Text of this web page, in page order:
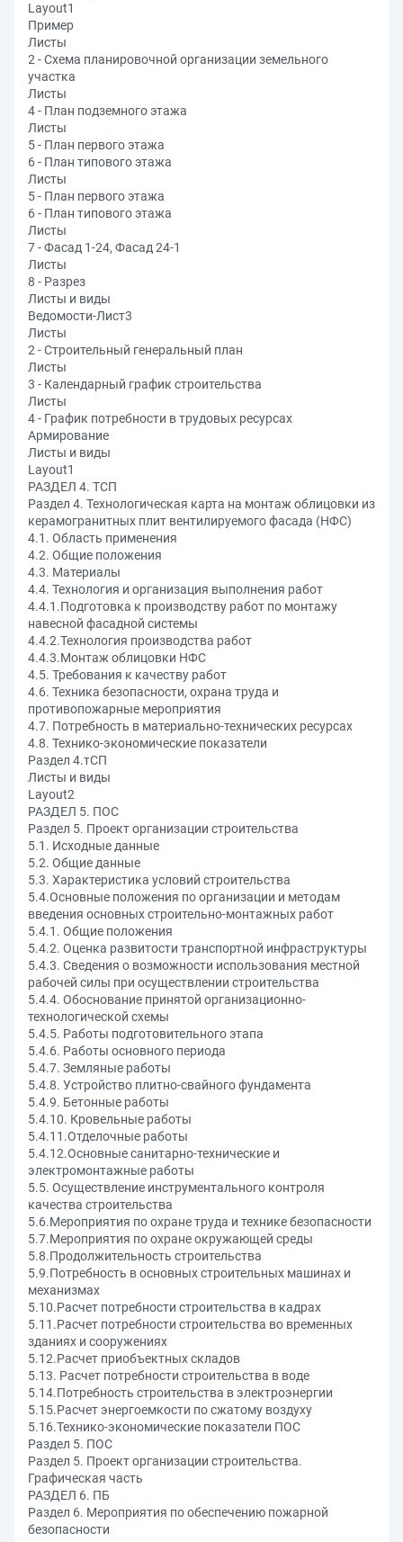
Layout1
Пример
Листы
2 - Схема планировочной организации земельного
участка
Листы
4 - План подземного этажа
Листы
5 - План первого этажа
6 - План типового этажа
Листы
5 - План первого этажа
6 - План типового этажа
Листы
7 - Фасад 1-24, Фасад 24-1
Листы
8 - Разрез
Листы и виды
Ведомости-Лист3
Листы
2 - Строительный генеральный план
Листы
3 - Календарный график строительства
Листы
4 - График потребности в трудовых ресурсах
Армирование
Листы и виды
Layout1
РАЗДЕЛ 4. ТСП
Раздел 4. Технологическая карта на монтаж облицовки из
керамогранитных плит вентилируемого фасада (НФС)
4.1. Область применения
4.2. Общие положения
4.3. Материалы
4.4. Технология и организация выполнения работ
4.4.1.Подготовка к производству работ по монтажу
навесной фасадной системы
4.4.2.Технология производства работ
4.4.3.Монтаж облицовки НФС
4.5. Требования к качеству работ
4.6. Техника безопасности, охрана труда и
противопожарные мероприятия
4.7. Потребность в материально-технических ресурсах
4.8. Технико-экономические показатели
Раздел 4.тСП
Листы и виды
Layout2
РАЗДЕЛ 5. ПОС
Раздел 5. Проект организации строительства
5.1. Исходные данные
5.2. Общие данные
5.3. Характеристика условий строительства
5.4.Основные положения по организации и методам
введения основных строительно-монтажных работ
5.4.1. Общие положения
5.4.2. Оценка развитости транспортной инфраструктуры
5.4.3. Сведения о возможности использования местной
рабочей силы при осуществлении строительства
5.4.4. Обоснование принятой организационно-
технологической схемы
5.4.5. Работы подготовительного этапа
5.4.6. Работы основного периода
5.4.7. Земляные работы
5.4.8. Устройство плитно-свайного фундамента
5.4.9. Бетонные работы
5.4.10. Кровельные работы
5.4.11.Отделочные работы
5.4.12.Основные санитарно-технические и
электромонтажные работы
5.5. Осуществление инструментального контроля
качества строительства
5.6.Мероприятия по охране труда и технике безопасности
5.7.Мероприятия по охране окружающей среды
5.8.Продолжительность строительства
5.9.Потребность в основных строительных машинах и
механизмах
5.10.Расчет потребности строительства в кадрах
5.11.Расчет потребности строительства во временных
зданиях и сооружениях
5.12.Расчет приобъектных складов
5.13. Расчет потребности строительства в воде
5.14.Потребность строительства в электроэнергии
5.15.Расчет энергоемкости по сжатому воздуху
5.16.Технико-экономические показатели ПОС
Раздел 5. ПОС
Раздел 5. Проект организации строительства.
Графическая часть
РАЗДЕЛ 6. ПБ
Раздел 6. Мероприятия по обеспечению пожарной
безопасности